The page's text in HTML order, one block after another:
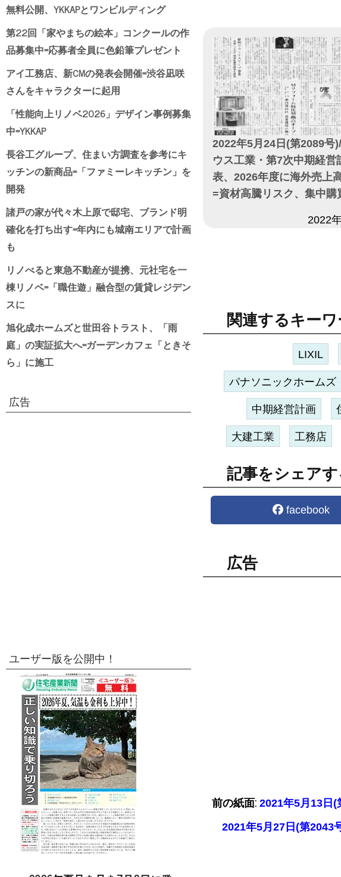
2022年5月24日(第2089号
ウス工業・第7次中期経営
表、2026年度に海外売上
=資材高騰リスク、集中購
2022
関連するキーワ
LIXIL
パナソニックホームズ
中期経営計画
大建工業 工務店
記事をシェアす
facebook
広告
前の紙面: 2021年5月13日(
2021年5月27日(第2043
無料公開、YKKAPとワンビルディング
第22回「家やまちの絵本」コンクールの作
品募集中=応募者全員に色鉛筆プレゼント
アイ工務店、新CMの発表会開催=渋谷凪咲
さんをキャラクターに起用
「性能向上リノベ2026」デザイン事例募集
中=YKKAP
長谷工グループ、住まい方調査を参考にキ
ッチンの新商品=「ファミーレキッチン」を
開発
諸戸の家が代々木上原で邸宅、ブランド明
確化を打ち出す=年内にも城南エリアで計画
も
リノべると東急不動産が提携、元社宅を一
棟リノベ=「職住遊」融合型の賃貸レジデン
スに
旭化成ホームズと世田谷トラスト、「雨
庭」の実証拡大へ=ガーデンカフェ「ときそ
ら」に施工
広告
ユーザー版を公開中！